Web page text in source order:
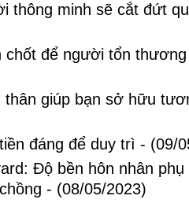
thông minh sẽ cắt đứt
để người tổn
thân giúp bạn sở hữu
đáng để duy trì - (09/
Độ bền hôn nhân
- (08/05/2023)